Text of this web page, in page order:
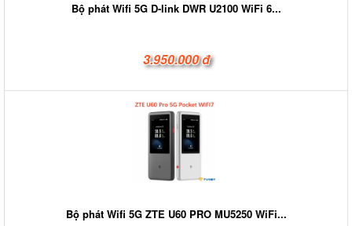
Bộ phát Wifi 5G D-link DWR U2100 WiFi 6...
3.950.000 đ
Bộ phát Wifi 5G ZTE U60 PRO MU5250 WiFi...